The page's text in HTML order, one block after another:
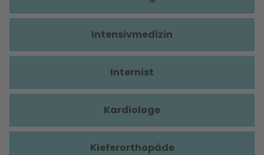
Intensivmedizin
Internist
Kardiologe
Kieferorthopäde